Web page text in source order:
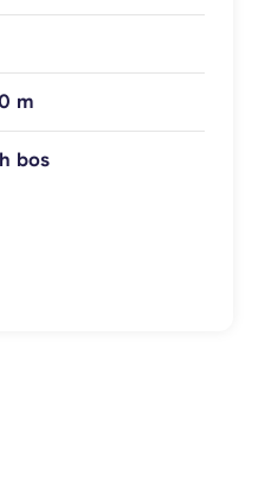
m
bos